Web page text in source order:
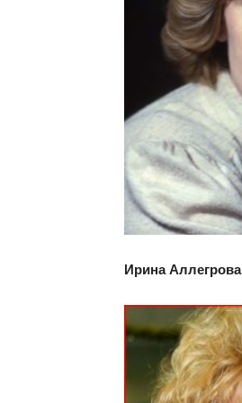
Ирина Аллегрова